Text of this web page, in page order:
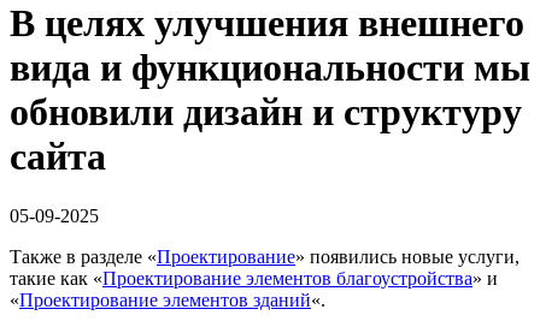
В целях улучшения внешнего
вида и функциональности мы
обновили дизайн и структуру
сайта
05-09-2025
Также в разделе «Проектирование» появились новые услуги,
такие как «Проектирование элементов благоустройства» и
«Проектирование элементов зданий«.